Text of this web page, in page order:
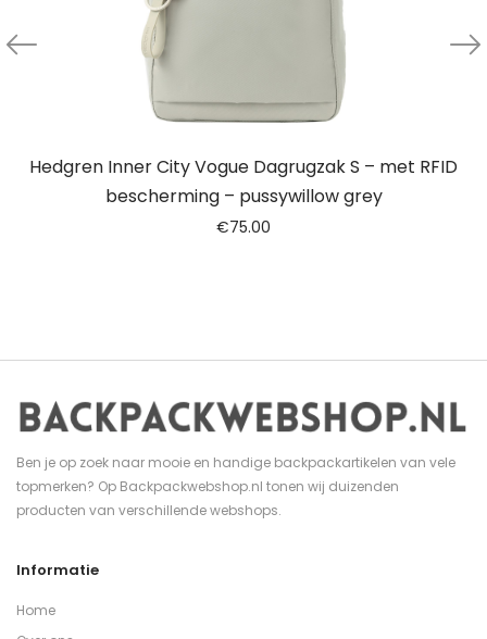
Hedgren Inner City Vogue Dagrugzak S – met RFID
bescherming – pussywillow grey
€75.00
Ben je op zoek naar mooie en handige backpackartikelen van vele
topmerken? Op Backpackwebshop.nl tonen wij duizenden
producten van verschillende webshops.
Informatie
Home